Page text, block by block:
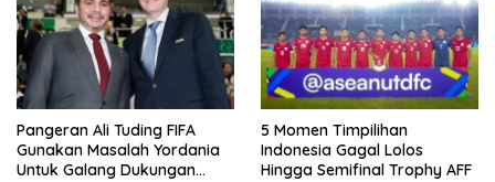
Pangeran Ali Tuding FIFA
Gunakan Masalah Yordania
Untuk Galang Dukungan
5 Momen Timpilihan
Indonesia Gagal Lolos
Hingga Semifinal Trophy AFF